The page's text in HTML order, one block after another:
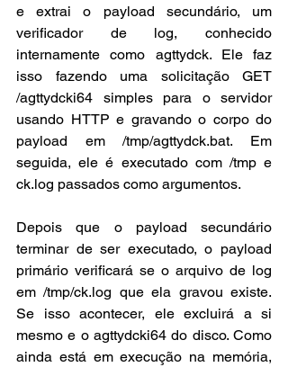
e extrai o payload secundário, um
verificador de log, conhecido
internamente como agttydck. Ele faz
isso fazendo uma solicitação GET
/agttydcki64 simples para o servidor
usando HTTP e gravando o corpo do
payload em /tmp/agttydck.bat. Em
seguida, ele é executado com /tmp e
ck.log passados como argumentos.
Depois que o payload secundário
terminar de ser executado, o payload
primário verificará se o arquivo de log
em /tmp/ck.log que ela gravou existe.
Se isso acontecer, ele excluirá a si
mesmo e o agttydcki64 do disco. Como
ainda está em execução na memória,